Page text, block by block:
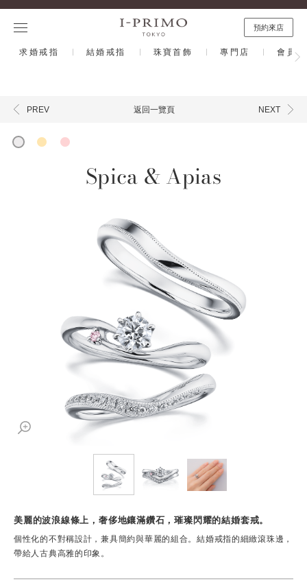
預約來店
求婚戒指 結婚戒指 珠寶首飾 專門店 會員
PREV 返回一覽頁 NEXT
Spica & Apias
美麗的波浪線條上，奢侈地鑲滿鑽石，璀璨閃耀的結婚套戒。
個性化的不對稱設計，兼具簡約與華麗的組合。結婚戒指的細緻滾珠邊，
帶給人古典高雅的印象。